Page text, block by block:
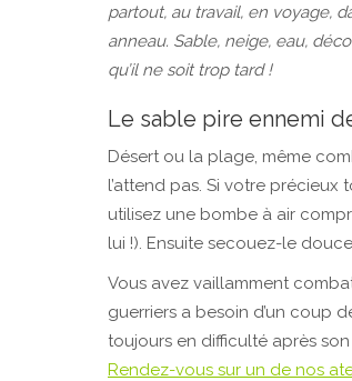
partout, au travail, en voyage,
anneau. Sable, neige, eau,
qu’il ne soit trop tard !
Le sable pire ennemi
Désert ou la plage, même
l’attend pas. Si votre
utilisez une bombe à air
lui !). Ensuite secouez-le
Vous avez vaillamment
guerriers a besoin d’un coup
toujours en difficulté après
Rendez-vous sur un de nos